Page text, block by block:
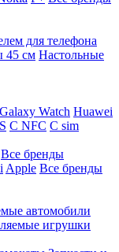
для телефона
45 см Настольные
Watch Huawei
C NFC C sim
Все бренды
Apple Все бренды
автомобили
игрушки